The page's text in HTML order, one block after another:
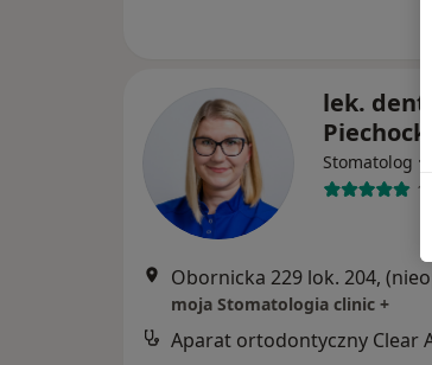
lek.
Piechocka
Stomatolog ·
moja Stomatologia clinic +
Aparat ortodontyczny Clear